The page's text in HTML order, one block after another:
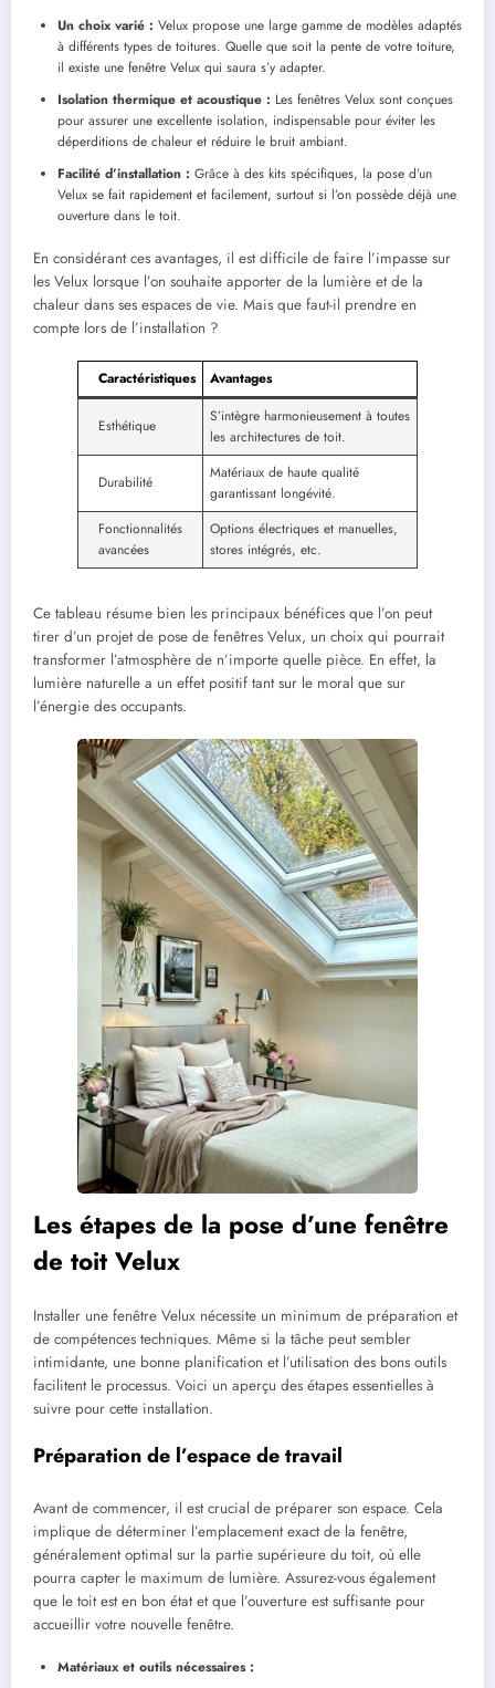
Un choix varié : Velux propose une large gamme de modèles adaptés
à différents types de toitures. Quelle que soit la pente de votre toiture,
il existe une fenêtre Velux qui saura s’y adapter.
Isolation thermique et acoustique : Les fenêtres Velux sont conçues
pour assurer une excellente isolation, indispensable pour éviter les
déperditions de chaleur et réduire le bruit ambiant.
Facilité d’installation : Grâce à des kits spécifiques, la pose d’un
Velux se fait rapidement et facilement, surtout si l’on possède déjà une
ouverture dans le toit.
En considérant ces avantages, il est difficile de faire l’impasse sur
les Velux lorsque l’on souhaite apporter de la lumière et de la
chaleur dans ses espaces de vie. Mais que faut-il prendre en
compte lors de l’installation ?
Caractéristiques Avantages
Esthétique
S’intègre harmonieusement à toutes
les architectures de toit.
Durabilité
Matériaux de haute qualité
garantissant longévité.
Fonctionnalités
avancées
Options électriques et manuelles,
stores intégrés, etc.
Ce tableau résume bien les principaux bénéfices que l’on peut
tirer d’un projet de pose de fenêtres Velux, un choix qui pourrait
transformer l’atmosphère de n’importe quelle pièce. En effet, la
lumière naturelle a un effet positif tant sur le moral que sur
l’énergie des occupants.
Les étapes de la pose d’une fenêtre
de toit Velux
Installer une fenêtre Velux nécessite un minimum de préparation et
de compétences techniques. Même si la tâche peut sembler
intimidante, une bonne planification et l’utilisation des bons outils
facilitent le processus. Voici un aperçu des étapes essentielles à
suivre pour cette installation.
Préparation de l’espace de travail
Avant de commencer, il est crucial de préparer son espace. Cela
implique de déterminer l’emplacement exact de la fenêtre,
généralement optimal sur la partie supérieure du toit, où elle
pourra capter le maximum de lumière. Assurez-vous également
que le toit est en bon état et que l’ouverture est suffisante pour
accueillir votre nouvelle fenêtre.
Matériaux et outils nécessaires :